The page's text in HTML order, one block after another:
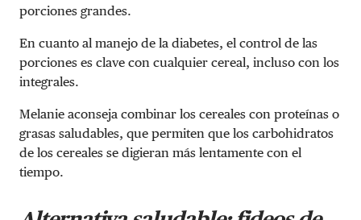
porciones grandes.
En cuanto al manejo de la diabetes, el control de las
porciones es clave con cualquier cereal, incluso con los
integrales.
Melanie aconseja combinar los cereales con proteínas o
grasas saludables, que permiten que los carbohidratos
de los cereales se digieran más lentamente con el
tiempo.